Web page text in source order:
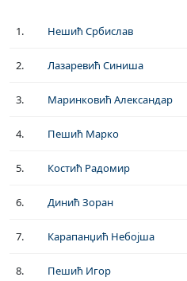
1. Нешић Србислав
2. Лазаревић Синиша
3. Маринковић Александар
4. Пешић Марко
5. Костић Радомир
6. Динић Зоран
7. Карапанџић Небојша
8. Пешић Игор